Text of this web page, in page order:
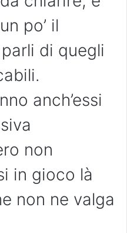
po’ il
di quegli
anch’essi
non
in gioco là
non ne valga